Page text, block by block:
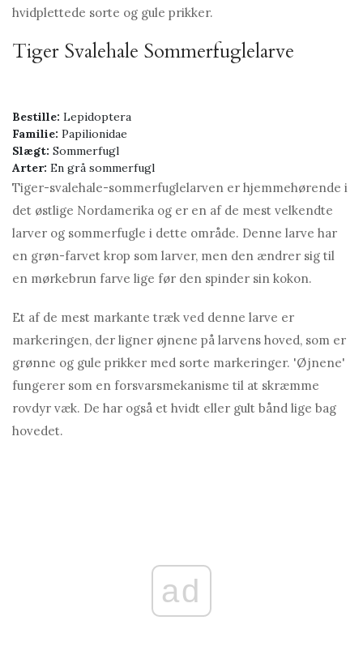
hvidplettede sorte og gule prikker.
Tiger Svalehale Sommerfuglelarve
Bestille: Lepidoptera
Familie: Papilionidae
Slægt: Sommerfugl
Arter: En grå sommerfugl
Tiger-svalehale-sommerfuglelarven er hjemmehørende i
det østlige Nordamerika og er en af ​​de mest velkendte
larver og sommerfugle i dette område. Denne larve har
en grøn-farvet krop som larver, men den ændrer sig til
en mørkebrun farve lige før den spinder sin kokon.
Et af de mest markante træk ved denne larve er
markeringen, der ligner øjnene på larvens hoved, som er
grønne og gule prikker med sorte markeringer. 'Øjnene'
fungerer som en forsvarsmekanisme til at skræmme
rovdyr væk. De har også et hvidt eller gult bånd lige bag
hovedet.
ad